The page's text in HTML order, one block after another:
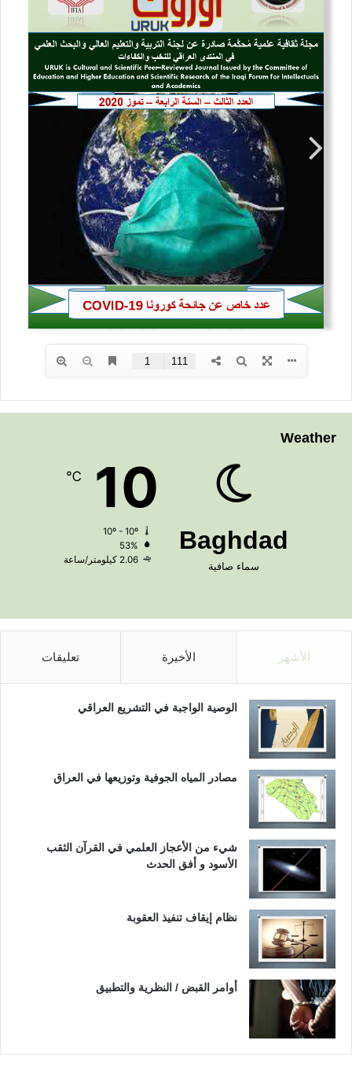
Weather
Baghdad
سماء صافية
10
℃
53%
2.06 كيلومتر/ساعة
الأشهر الأخيرة تعليقات
الوصية الواجبة في التشريع العراقي
مصادر المياه الجوفية وتوزيعها في العراق
شيء من الأعجاز العلمي في القرآن الثقب
الأسود و أفق الحدث
نظام إيقاف تنفيذ العقوبة
أوامر القبض / النظرية والتطبيق